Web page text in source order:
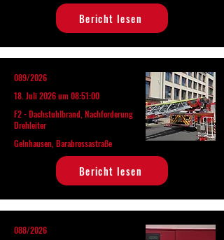
Bericht lesen
089/2026
18. Juli 2026 um 08:51:00
F2 - Dachstuhlbrand, Nachforderung
Drehleiter
Gelnhausen, Barabrossastraße
Bericht lesen
088/2026